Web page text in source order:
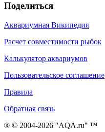
Поделиться
Аквариумная Википедия
Расчет совместимости рыбок
Калькулятор аквариумов
Пользовательское соглашение
Правила
Обратная связь
® © 2004-2026 "AQA.ru" ™